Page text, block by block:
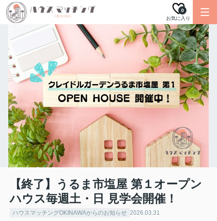
お気に入り
0
【終了】うるま市塩屋 第１オープン
ハウス毎週土・日 見学会開催！
ハウスマッチングOKINAWAからのお知らせ 2026.03.31